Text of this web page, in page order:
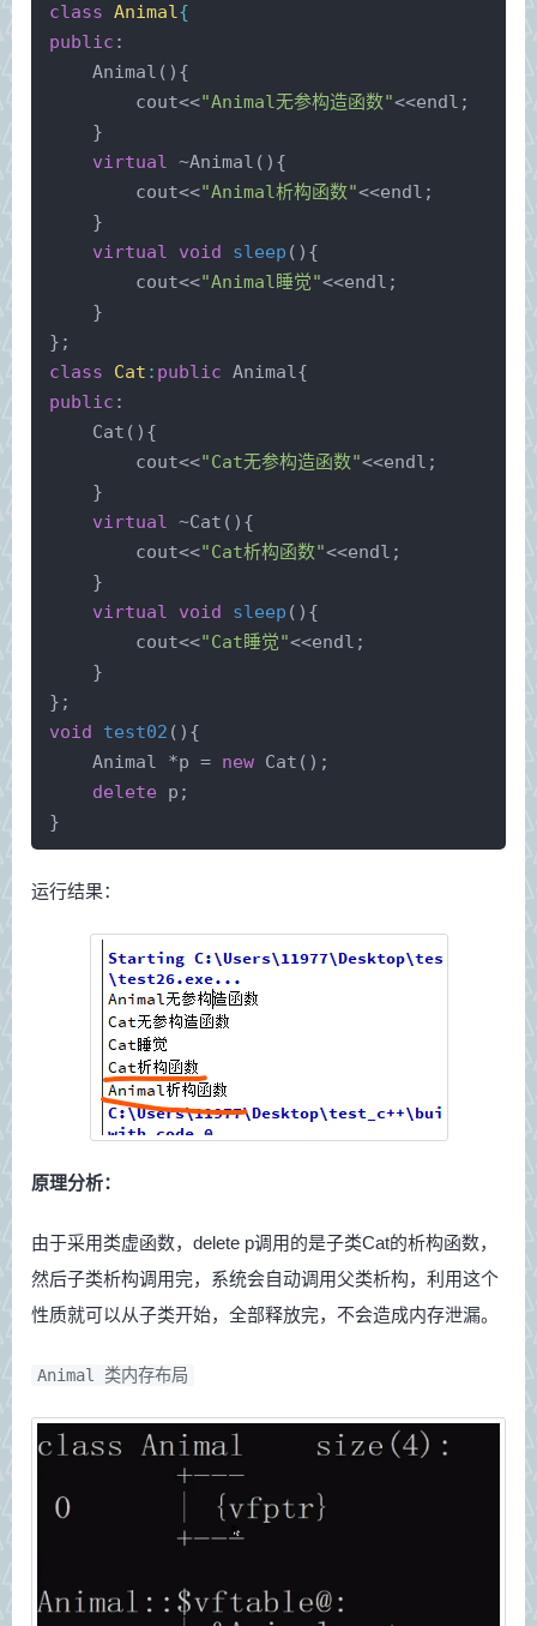
class Animal{
public :
Animal (){
        cout<<
"Animal无参构造函数"<<endl;
    }
virtual ~Animal (){
        cout<<
"Animal析构函数"<<endl;
    }
virtual
void sleep () {
        cout<<
"Animal睡觉"<<endl;
    }
};
class
Cat : public Animal{
public :
Cat (){
        cout<<
"Cat无参构造函数"<<endl;
    }
virtual ~Cat (){
        cout<<
"Cat析构函数"<<endl;
    }
virtual
void sleep () {
        cout<<
"Cat睡觉"<<endl;
    }
};
void
test02 () {
    Animal *p =
new Cat ();
delete p;
}
运行结果：
原理分析：
由于采用类虚函数，delete p调用的是子类Cat的析构函数，
然后子类析构调用完，系统会自动调用父类析构，利用这个
性质就可以从子类开始，全部释放完，不会造成内存泄漏。
Animal 类内存布局